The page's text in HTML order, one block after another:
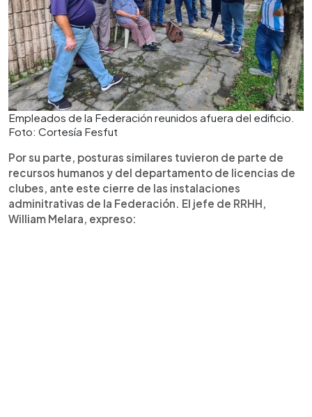
Empleados de la Federación reunidos afuera del edificio.
Foto: Cortesía Fesfut
Por su parte, posturas similares tuvieron de parte de
recursos humanos y del departamento de licencias de
clubes, ante este cierre de las instalaciones
adminitrativas de la Federación. El jefe de RRHH,
William Melara, expreso: